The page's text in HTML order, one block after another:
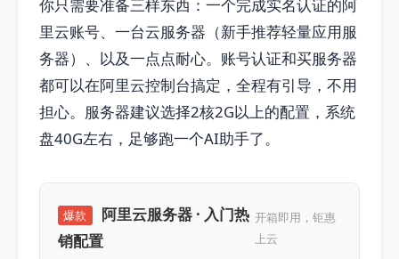
你只需要准备三样东西：一个完成实名认证的阿
里云账号、一台云服务器（新手推荐轻量应用服
务器）、以及一点点耐心。账号认证和买服务器
都可以在阿里云控制台搞定，全程有引导，不用
担心。服务器建议选择2核2G以上的配置，系统
盘40G左右，足够跑一个AI助手了。
爆款
阿里云服务器 · 入门热
销配置
开箱即用，钜惠
上云